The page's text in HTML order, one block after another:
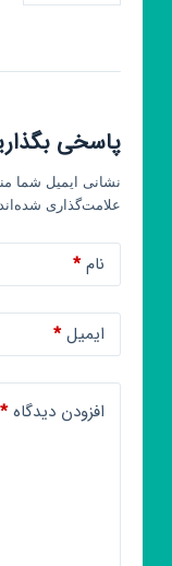
پاسخی
نشانی ایمیل شما
علامت‌گذاری شده‌اند
نام*
ایمیل*
افزودن دیدگاه*